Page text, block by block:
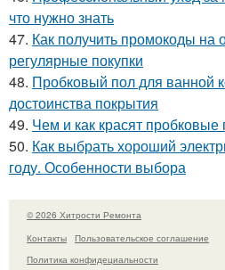
что нужно знать
47. Как получить промокоды на
регулярные покупки
48. Пробковый пол для ванной
достоинства покрытия
49. Чем и как красят пробковые
50. Как выбрать хороший
году. Особенности выбора
© 2026 Хитрости Ремонта
Контакты
Пользовательское соглашение
Политика конфидециальности